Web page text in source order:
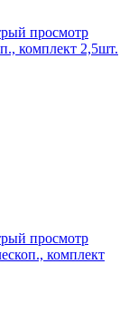
просмотр
комплект 2,5шт.
просмотр
комплект